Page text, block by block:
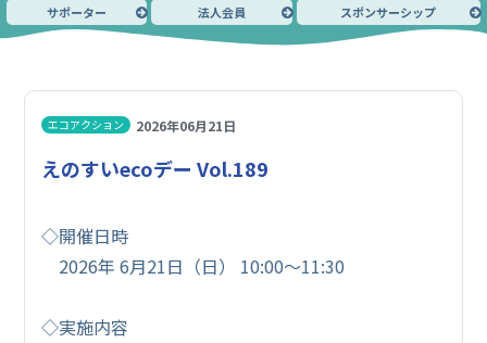
サポーター
法人会員 スポンサーシップ
エコアクション 2026年06月21日
えのすいecoデー Vol.189
◇開催日時
2026年 6月21日（日） 10:00～11:30
◇実施内容